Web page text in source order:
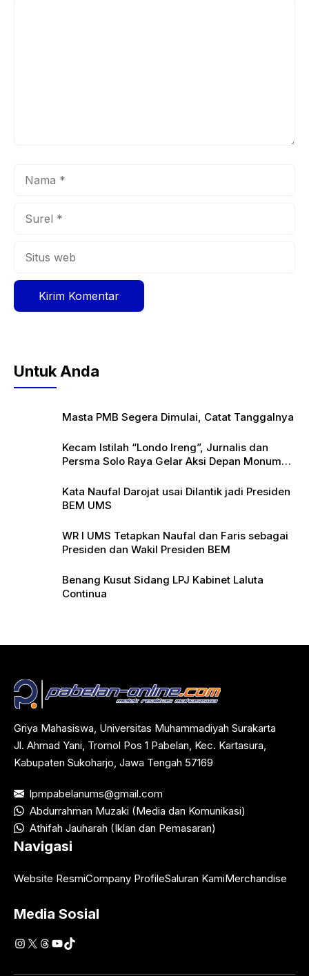
Untuk Anda
Masta PMB Segera Dimulai, Catat Tanggalnya
Kecam Istilah “Londo Ireng”, Jurnalis dan
Persma Solo Raya Gelar Aksi Depan Monumen
Kata Naufal Darojat usai Dilantik jadi Presiden
BEM UMS
WR I UMS Tetapkan Naufal dan Faris sebagai
Presiden dan Wakil Presiden BEM
Benang Kusut Sidang LPJ Kabinet Laluta
Continua
Griya Mahasiswa, Universitas Muhammadiyah Surakarta
Jl. Ahmad Yani, Tromol Pos 1 Pabelan, Kec. Kartasura,
Kabupaten Sukoharjo, Jawa Tengah 57169
lpmpabelanums@gmail.com
Abdurrahman Muzaki (Media dan Komunikasi)
Athifah Jauharah (Iklan dan Pemasaran)
Navigasi
Website ResmiCompany ProfileSaluran KamiMerchandise
Media Sosial
Instagram
X Threads
YouTube
TikTok